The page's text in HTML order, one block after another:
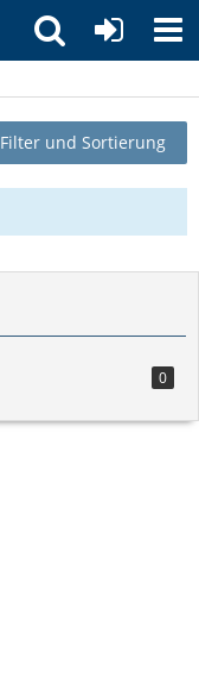
Filter und Sortierung
0